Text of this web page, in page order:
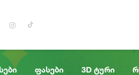
ფასები 3D ტური